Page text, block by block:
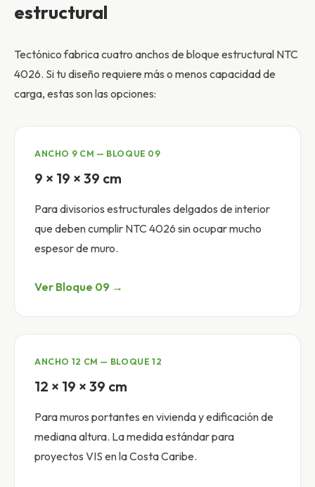
estructural
Tectónico fabrica cuatro anchos de bloque estructural NTC
4026. Si tu diseño requiere más o menos capacidad de
carga, estas son las opciones:
ANCHO 9 CM — BLOQUE 09
9 × 19 × 39 cm
Para divisorios estructurales delgados de interior
que deben cumplir NTC 4026 sin ocupar mucho
espesor de muro.
Ver Bloque 09 →
ANCHO 12 CM — BLOQUE 12
12 × 19 × 39 cm
Para muros portantes en vivienda y edificación de
mediana altura. La medida estándar para
proyectos VIS en la Costa Caribe.